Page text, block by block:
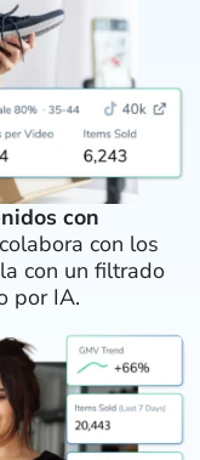
con
con los
con un filtrado
por IA.